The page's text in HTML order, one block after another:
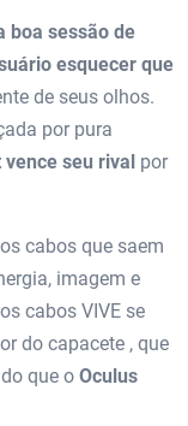
boa sessão de
esquecer que
de seus olhos.
por pura
vence seu rival por
cabos que saem
imagem e
cabos VIVE se
do capacete , que
que o Oculus